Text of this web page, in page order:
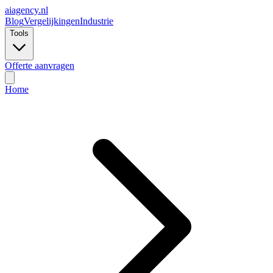
aiagency.nl
BlogVergelijkingenIndustrie
Tools
Offerte aanvragen
Home